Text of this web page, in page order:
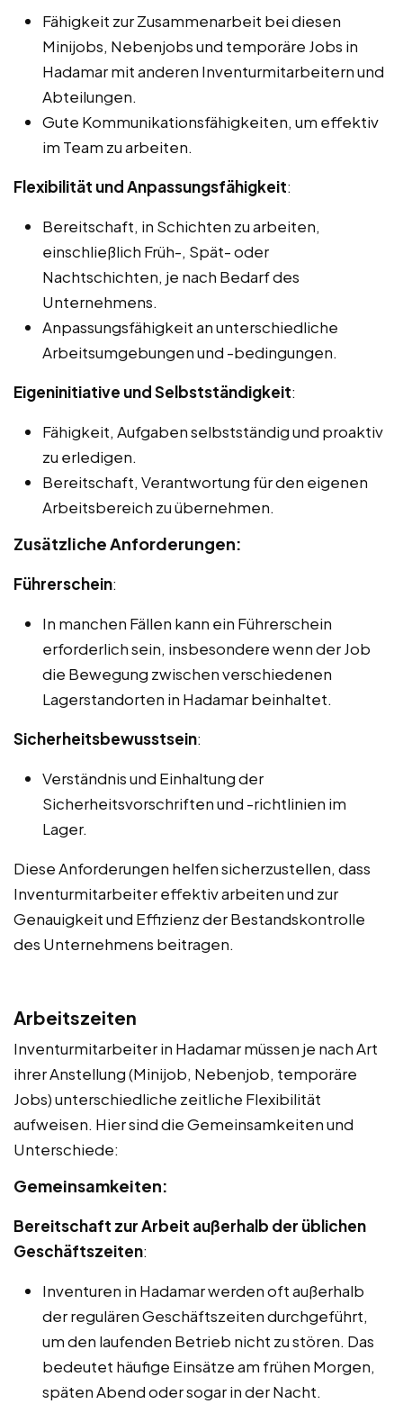
Fähigkeit zur Zusammenarbeit bei diesen
Minijobs, Nebenjobs und temporäre Jobs in
Hadamar mit anderen Inventurmitarbeitern und
Abteilungen.
Gute Kommunikationsfähigkeiten, um effektiv
im Team zu arbeiten.
Flexibilität und Anpassungsfähigkeit:
Bereitschaft, in Schichten zu arbeiten,
einschließlich Früh-, Spät- oder
Nachtschichten, je nach Bedarf des
Unternehmens.
Anpassungsfähigkeit an unterschiedliche
Arbeitsumgebungen und -bedingungen.
Eigeninitiative und Selbstständigkeit:
Fähigkeit, Aufgaben selbstständig und proaktiv
zu erledigen.
Bereitschaft, Verantwortung für den eigenen
Arbeitsbereich zu übernehmen.
Zusätzliche Anforderungen:
Führerschein:
In manchen Fällen kann ein Führerschein
erforderlich sein, insbesondere wenn der Job
die Bewegung zwischen verschiedenen
Lagerstandorten in Hadamar beinhaltet.
Sicherheitsbewusstsein:
Verständnis und Einhaltung der
Sicherheitsvorschriften und -richtlinien im
Lager.
Diese Anforderungen helfen sicherzustellen, dass
Inventurmitarbeiter effektiv arbeiten und zur
Genauigkeit und Effizienz der Bestandskontrolle
des Unternehmens beitragen.
Arbeitszeiten
Inventurmitarbeiter in Hadamar müssen je nach Art
ihrer Anstellung (Minijob, Nebenjob, temporäre
Jobs) unterschiedliche zeitliche Flexibilität
aufweisen. Hier sind die Gemeinsamkeiten und
Unterschiede:
Gemeinsamkeiten:
Bereitschaft zur Arbeit außerhalb der üblichen
Geschäftszeiten:
Inventuren in Hadamar werden oft außerhalb
der regulären Geschäftszeiten durchgeführt,
um den laufenden Betrieb nicht zu stören. Das
bedeutet häufige Einsätze am frühen Morgen,
späten Abend oder sogar in der Nacht.